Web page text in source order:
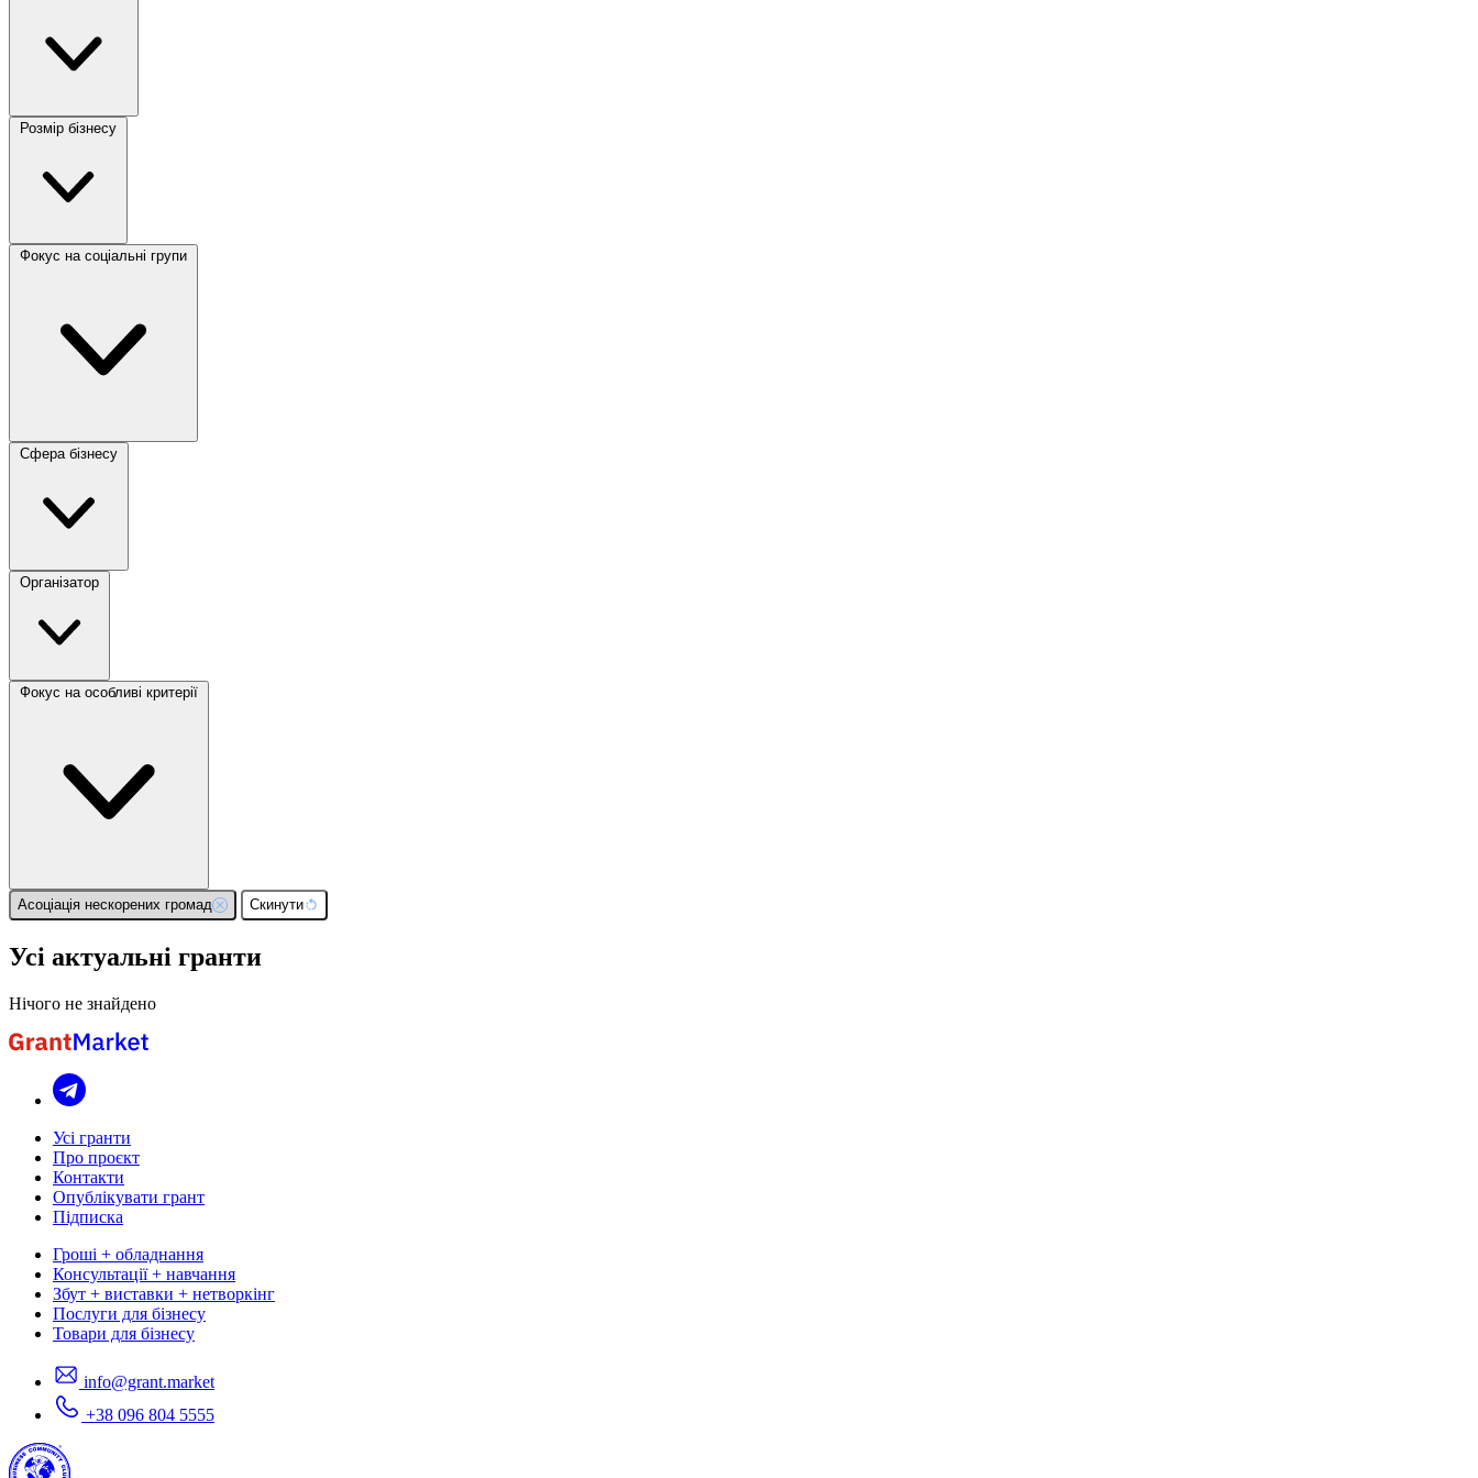
Розмір бізнесу
Фокус на соціальні групи
Сфера бізнесу
Організатор
Фокус на особливі критерії
Асоціація нескорених громад Скинути
Усі актуальні гранти
Нічого не знайдено
Усі гранти
Про проєкт
Контакти
Опублікувати грант
Підписка
Гроші + обладнання
Консультації + навчання
Збут + виставки + нетворкінг
Послуги для бізнесу
Товари для бізнесу
info@grant.market
+38 096 804 5555